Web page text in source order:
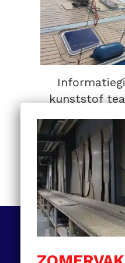
kunststof
onderhoud
MEER
Volg